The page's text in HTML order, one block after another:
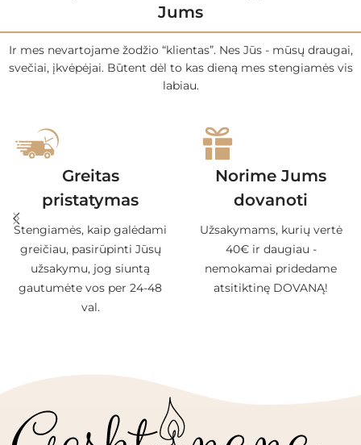
Jums
Ir mes nevartojame žodžio “klientas”. Nes Jūs - mūsų draugai,
svečiai, įkvėpėjai. Būtent dėl to kas dieną mes stengiamės vis
labiau.
Greitas
pristatymas
Stengiamės, kaip galėdami
greičiau, pasirūpinti Jūsų
užsakymu, jog siuntą
gautumėte vos per 24-48
val.
Norime Jums
dovanoti
Užsakymams, kurių vertė
40€ ir daugiau -
nemokamai pridedame
atsitiktinę DOVANĄ!